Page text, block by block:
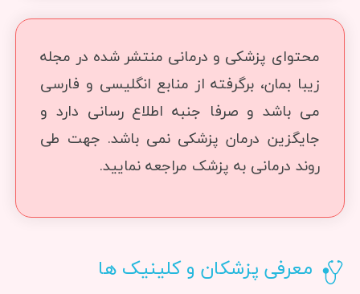
محتوای پزشکی و درمانی منتشر شده در مجله
زیبا بمان، برگرفته از منابع انگلیسی و فارسی
می باشد و صرفا جنبه اطلاع رسانی دارد و
جایگزین درمان پزشکی نمی باشد. جهت طی
روند درمانی به پزشک مراجعه نمایید.
معرفی پزشکان و کلینیک ها